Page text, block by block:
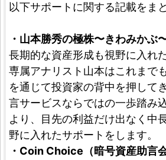
以下サポートに関する記載をま
・山本勝秀の極株〜きわみかぶ
長期的な資産形成も視野に入れ
専属アナリスト山本はこれまで
を通じて投資家の背中を押して
言サービスならではの一歩踏み
より、目先の利益だけ出なく中
野に入れたサポートをします。
・Coin Choice（暗号資産助言